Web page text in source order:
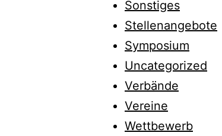
Sonstiges
Stellenangebote
Symposium
Uncategorized
Verbände
Vereine
Wettbewerb